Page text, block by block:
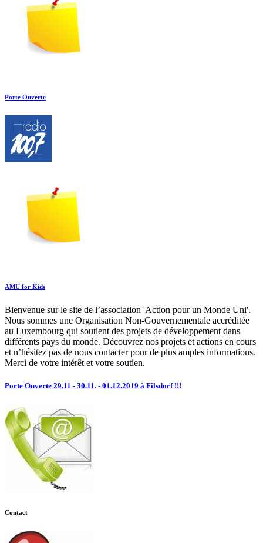
Porte Ouverte
AMU for Kids
Bienvenue sur le site de l’association 'Action pour un Monde Uni'.
Nous sommes une Organisation Non-Gouvernementale accréditée
au Luxembourg qui soutient des projets de développement dans
différents pays du monde. Découvrez nos projets et actions en cours
et n’hésitez pas de nous contacter pour de plus amples informations.
Merci de votre intérêt et votre soutien.
Porte Ouverte 29.11 - 30.11. - 01.12.2019 à Filsdorf !!!
Contact